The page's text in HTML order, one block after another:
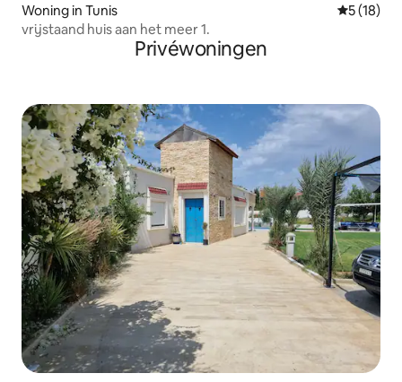
Woning in Tunis
5 (18)
vrijstaand huis aan het meer 1.
Privéwoningen